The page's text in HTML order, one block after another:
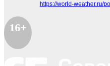
https://world-weather.ru/
16+